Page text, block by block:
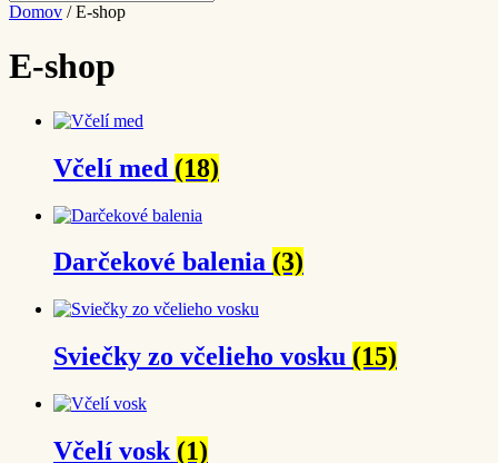
Domov / E-shop
E-shop
Včelí med (18)
Darčekové balenia (3)
Sviečky zo včelieho vosku (15)
Včelí vosk (1)